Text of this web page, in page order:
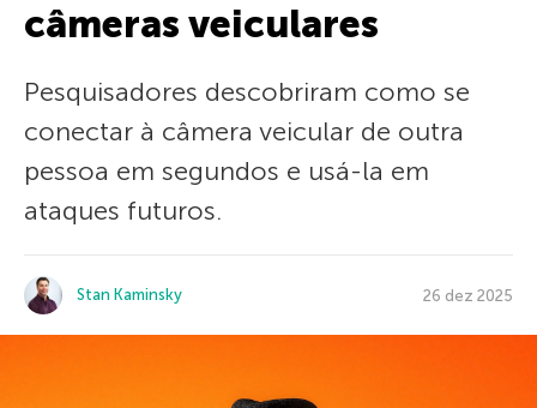
câmeras veiculares
Pesquisadores descobriram como se
conectar à câmera veicular de outra
pessoa em segundos e usá-la em
ataques futuros.
Stan Kaminsky 26 dez 2025